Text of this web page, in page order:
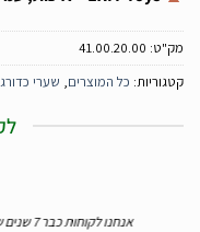
מק"ט: 41.00.20.00
קטגוריות: כל המוצרים, שערי
אנחנו לקוחות